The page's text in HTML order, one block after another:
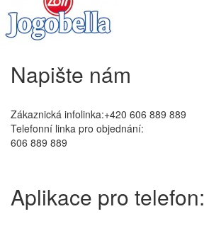
Napište nám
Zákaznická infolinka:+420 606 889 889
Telefonní linka pro objednání:
606 889 889
Aplikace pro telefon: